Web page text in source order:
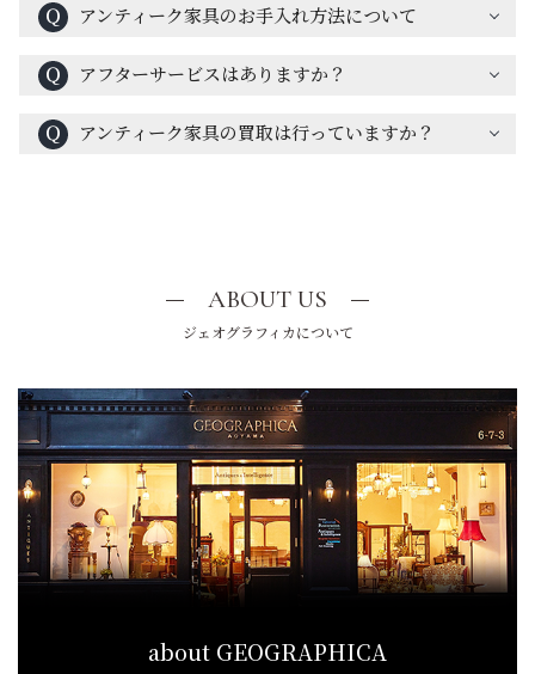
Ｑ アンティーク家具のお手入れ方法について
Ｑ アフターサービスはありますか？
Ｑ アンティーク家具の買取は行っていますか？
ABOUT US
ジェオグラフィカについて
about GEOGRAPHICA